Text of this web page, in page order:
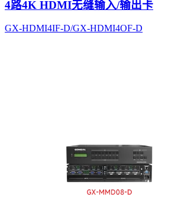
4路4K HDMI无缝输入/输出卡
GX-HDMI4IF-D/GX-HDMI4OF-D